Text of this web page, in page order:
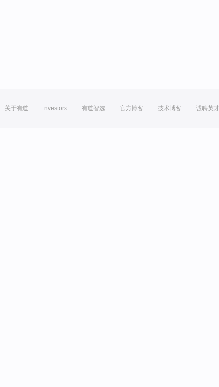
关于有道 Investors 有道智选 官方博客 技术博客 诚聘英才